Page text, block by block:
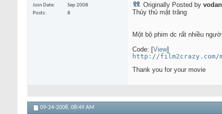
Join Date
Sep 2008
Posts
8
Originally Posted by
Thủy thủ mặt trăng
Một bộ phim dc rất nhiều
Code: [View]
http://film2crazy.com/
Thank you for your movie
09-24-2008, 08:49 AM